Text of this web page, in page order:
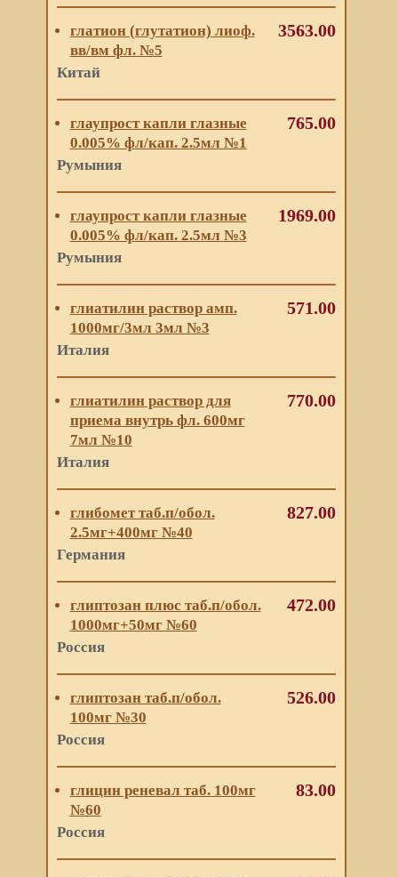
глатион (глутатион) лиоф.
вв/вм фл. №5
Китай
3563.00
глаупрост капли глазные
0.005% фл/кап. 2.5мл №1
Румыния
765.00
глаупрост капли глазные
0.005% фл/кап. 2.5мл №3
Румыния
1969.00
глиатилин раствор амп.
1000мг/3мл 3мл №3
Италия
571.00
глиатилин раствор для
приема внутрь фл. 600мг
7мл №10
Италия
770.00
глибомет таб.п/обол.
2.5мг+400мг №40
Германия
827.00
глиптозан плюс таб.п/обол.
1000мг+50мг №60
Россия
472.00
глиптозан таб.п/обол.
100мг №30
Россия
526.00
глицин реневал таб. 100мг
№60
Россия
83.00